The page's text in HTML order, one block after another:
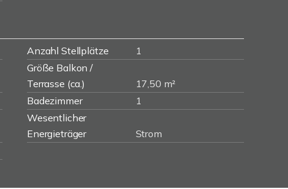
Anzahl Stellplätze 1
Größe Balkon /
Terrasse (ca.)
17,50 m²
Badezimmer 1
Wesentlicher
Energieträger
Strom